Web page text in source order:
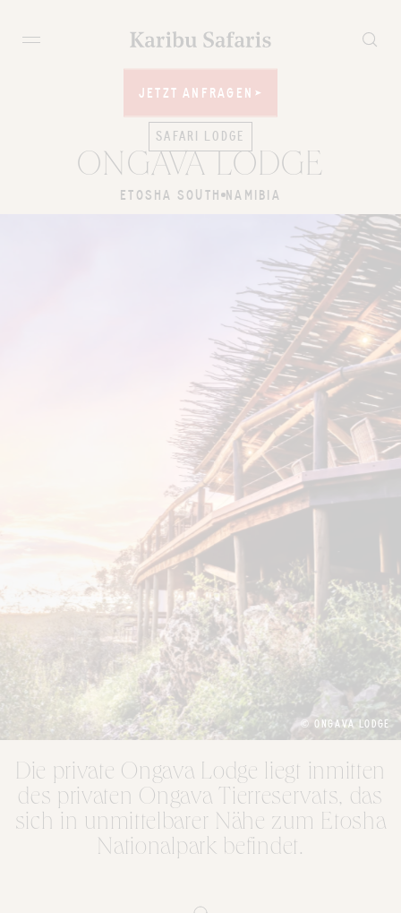
JETZT ANFRAGEN
JETZT ANFRAGEN
SAFARI LODGE
ONGAVA LODGE
ETOSHA SOUTH NAMIBIA
© ONGAVA LODGE
Die private Ongava Lodge liegt inmitten
des privaten Ongava Tierreservats, das
sich in unmittelbarer Nähe zum Etosha
Nationalpark befindet.